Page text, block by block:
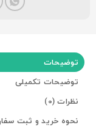
توضیحات
توضیحات تکمیلی
نظرات (0)
نحوه خرید و ثبت